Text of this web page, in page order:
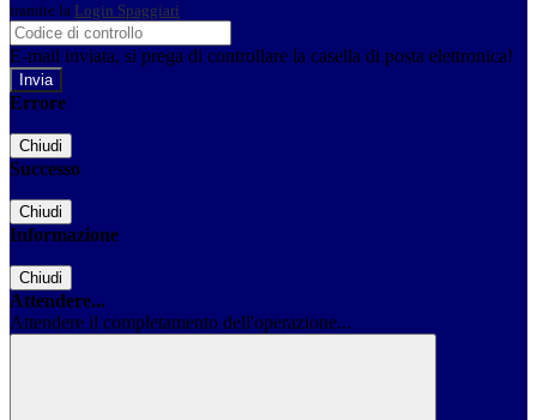
tramite la Login Spaggiari
E-mail inviata, si prega di controllare la casella di posta elettronica!
Errore
Chiudi
Successo
Chiudi
Informazione
Chiudi
Attendere...
Attendere il completamento dell'operazione...